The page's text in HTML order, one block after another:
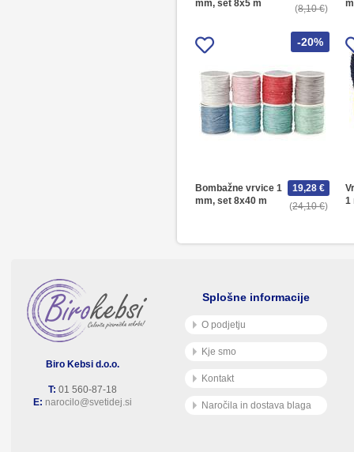
mm, set 8x5 m
8,10 €
-20%
Bombažne vrvice 1
mm, set 8x40 m
24,10 €
19,28 €
1
Biro Kebsi d.o.o.
T: 01 560-87-18
E: narocilo@svetidej.si
Splošne informacije
O podjetju
Kje smo
Kontakt
Naročila in dostava blaga